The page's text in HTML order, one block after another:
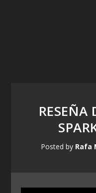
RESEÑA
Posted by Rafa